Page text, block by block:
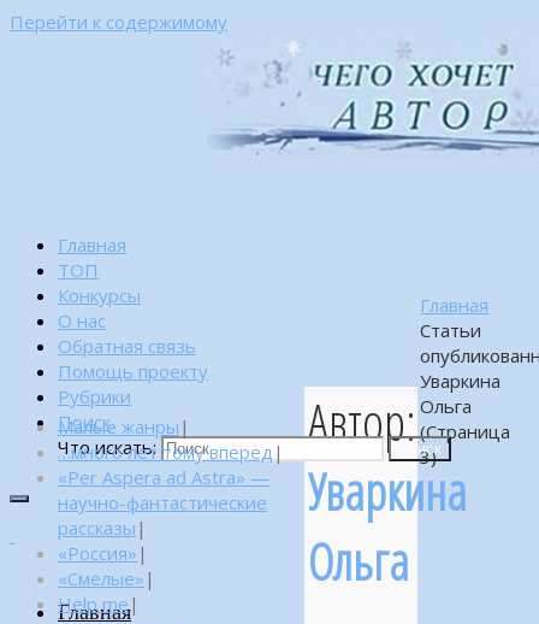
Перейти к содержимому
Главная
ТОП
Конкурсы
О нас
Обратная связь
Помощь проекту
Рубрики
Поиск
Что искать:
Поиск
Главная
Главная
Статьи
Уваркина
Ольга
(Страница
3)
Автор:
Уваркина
Ольга
Малые жанры |
…много лет тому вперед |
«Per Aspera ad Astra» —
научно-фантастические
рассказы |
«Россия» |
«Смелые» |
Help me|